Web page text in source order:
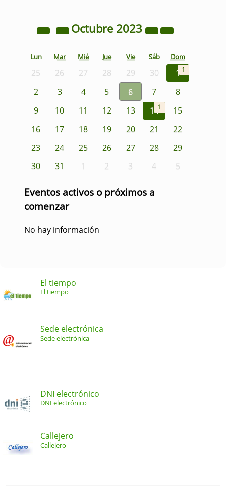
Octubre 2023
Lun Mar Mié Jue Vie Sáb Dom
25 26 27 28 29 30 1 1
2 3 4 5 6 7
8
9
10 11 12 13 141
15
16
17 18 19 20 21
22
23
24 25 26 27 28
29
30
31 1 2 3 4 5
Eventos activos o próximos a
comenzar
No hay información
El tiempo
El tiempo
Sede electrónica
Sede electrónica
DNI electrónico
DNI electrónico
Callejero
Callejero